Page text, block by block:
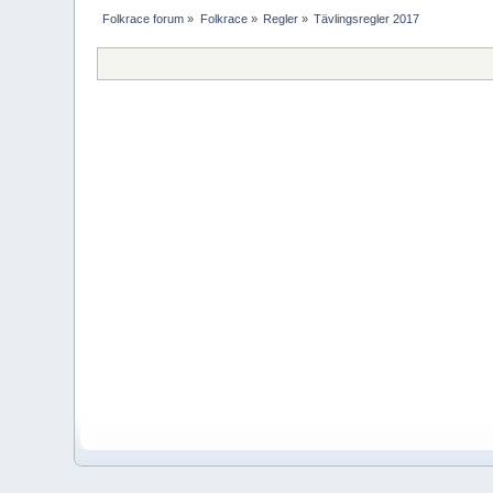
Folkrace forum » Folkrace» Regler » Tävlingsregler 2017